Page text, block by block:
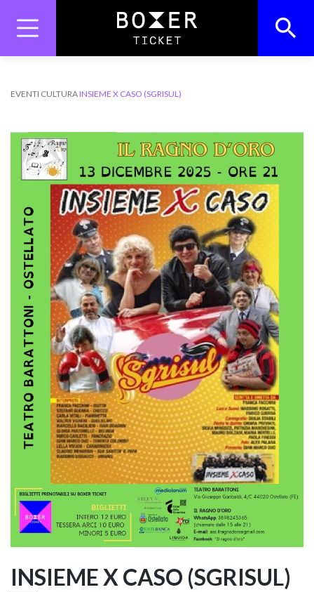
content
EVENTI CULTURA INSIEME X CASO (SGRISUL)
INSIEME X CASO (SGRISUL)